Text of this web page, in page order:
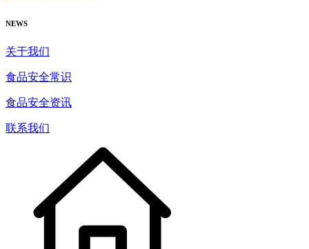
NEWS
关于我们
食品安全常识
食品安全资讯
联系我们